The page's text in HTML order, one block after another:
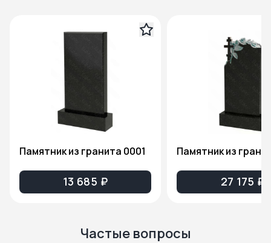
Памятник из гранита 0001
13 685 ₽ 27 175 ₽
Частые вопросы